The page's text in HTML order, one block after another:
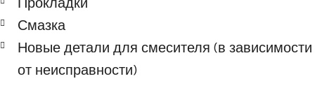
Смазка
Новые детали для смесителя (в зависимости
от неисправности)